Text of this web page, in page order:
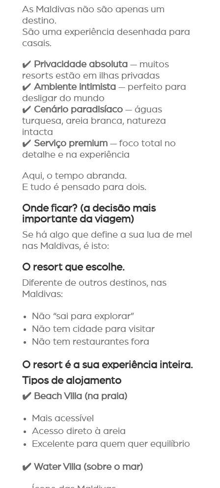
As Maldivas não são apenas um
destino.
São uma experiência desenhada para
casais.
✔️ Privacidade absoluta— muitos
resorts estão em ilhas privadas
✔️ Ambiente intimista— perfeito para
desligar do mundo
✔️ Cenário paradisíaco— águas
turquesa, areia branca, natureza
intacta
✔️ Serviço premium— foco total no
detalhe e na experiência
Aqui, o tempo abranda.
E tudo é pensado para dois.
Onde ficar? (a decisão mais
importante da viagem)
Se há algo que define a sua lua de mel
nas Maldivas, é isto:
O resort que escolhe.
Diferente de outros destinos, nas
Maldivas:
Não “sai para explorar”
Não tem cidade para visitar
Não tem restaurantes fora
O resort é a sua experiência inteira.
Tipos de alojamento
✔️Beach Villa (na praia)
Mais acessível
Acesso direto à areia
Excelente para quem quer equilíbrio
✔️Water Villa (sobre o mar)